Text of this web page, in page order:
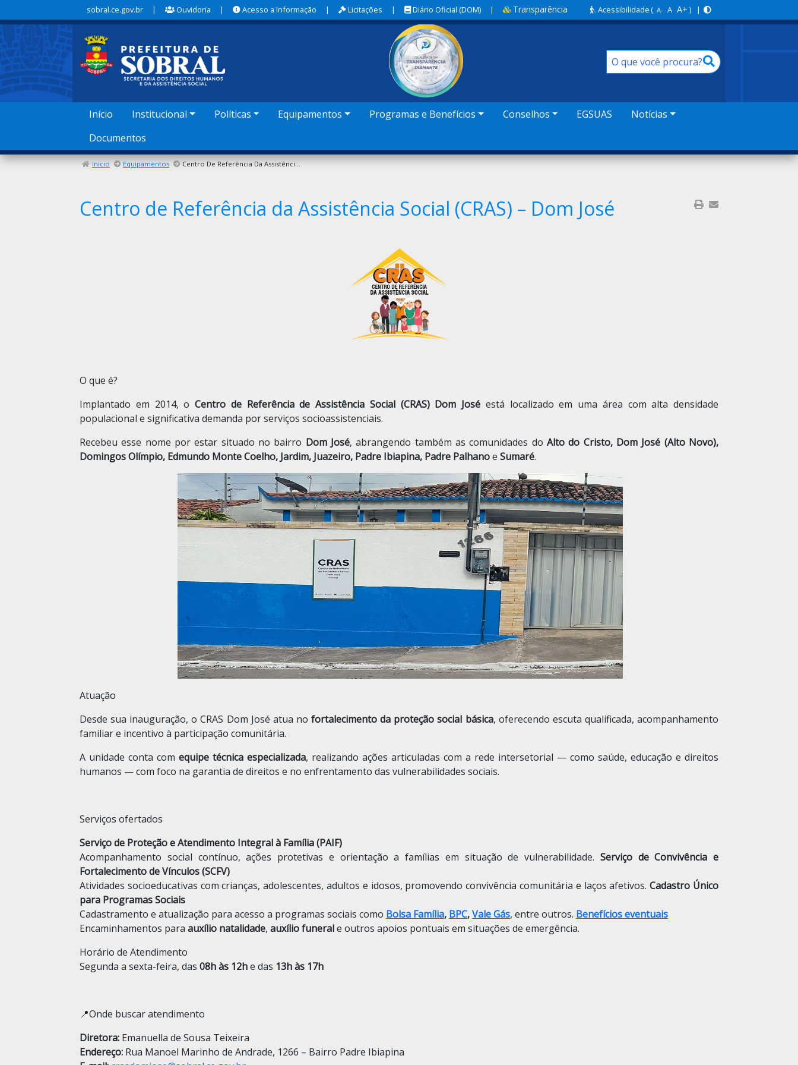
sobral.ce.gov.br | Ouvidoria | Acesso a Informação | Licitações | Diário Oficial (DOM) | Transparência Acessibilidade( A- A A+ ) |
Início Institucional Políticas Equipamentos Programas e Benefícios Conselhos EGSUAS
Notícias
Documentos
Início Equipamentos Centro De Referência Da Assistência Social (CRAS) – Dom José
Centro de Referência da Assistência Social (CRAS) – Dom José
O que é?
Implantado em 2014, o Centro de Referência de Assistência Social (CRAS) Dom José está localizado em uma área com alta densidade
populacional e significativa demanda por serviços socioassistenciais.
Recebeu esse nome por estar situado no bairro Dom José, abrangendo também as comunidades doAlto do Cristo, Dom José (Alto Novo),
Domingos Olímpio, Edmundo Monte Coelho, Jardim, Juazeiro, Padre Ibiapina, Padre Palhanoe Sumaré.
Atuação
Desde sua inauguração, o CRAS Dom José atua nofortalecimento da proteção social básica, oferecendo escuta qualificada, acompanhamento
familiar e incentivo à participação comunitária.
A unidade conta com equipe técnica especializada, realizando ações articuladas com a rede intersetorial — como saúde, educação e direitos
humanos — com foco na garantia de direitos e no enfrentamento das vulnerabilidades sociais.
Serviços ofertados
Serviço de Proteção e Atendimento Integral à Família (PAIF)
Acompanhamento social contínuo, ações protetivas e orientação a famílias em situação de vulnerabilidade. Serviço de Convivência e
Fortalecimento de Vínculos (SCFV)
Atividades socioeducativas com crianças, adolescentes, adultos e idosos, promovendo convivência comunitária e laços afetivos.Cadastro Único
para Programas Sociais
Cadastramento e atualização para acesso a programas sociais como Bolsa Família, BPC,Vale Gás, entre outros. Benefícios eventuais
Encaminhamentos para auxílio natalidade, auxílio funerale outros apoios pontuais em situações de emergência.
Horário de Atendimento
Segunda a sexta-feira, das 08h às 12he das 13h às 17h
📍Onde buscar atendimento
Diretora: Emanuella de Sousa Teixeira
Endereço: Rua Manoel Marinho de Andrade, 1266 – Bairro Padre Ibiapina